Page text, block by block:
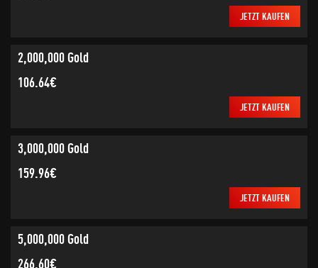
JETZT KAUFEN
2,000,000 Gold
106.64€
JETZT KAUFEN
3,000,000 Gold
159.96€
JETZT KAUFEN
5,000,000 Gold
266.60€